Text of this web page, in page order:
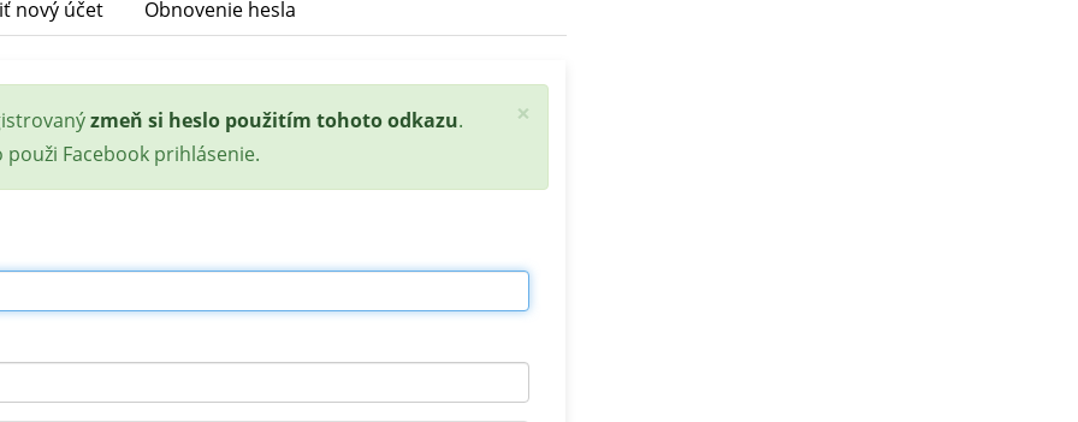
nový účet Obnovenie hesla
×
zmeň si heslo použitím tohoto odkazu.
Facebook prihlásenie.